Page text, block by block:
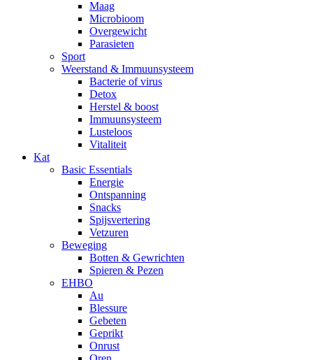
Maag
Microbioom
Overgewicht
Parasieten
Sport
Weerstand & Immuunsysteem
Bacterie of virus
Detox
Herstel & boost
Immuunsysteem
Lusteloos
Vitaliteit
Kat
Basic Essentials
Energie
Ontspanning
Snacks
Spijsvertering
Vetzuren
Beweging
Botten & Gewrichten
Spieren & Pezen
EHBO
Au
Blessure
Gebeten
Geprikt
Onrust